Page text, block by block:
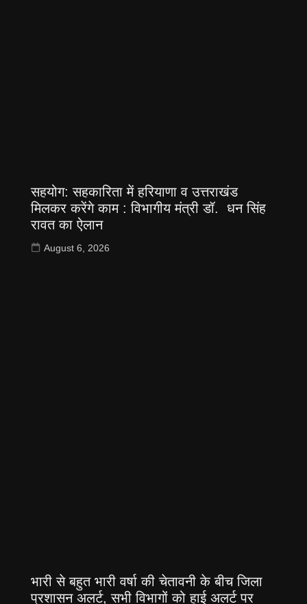
सहयोग: सहकारिता में हरियाणा व उत्तराखंड
मिलकर करेंगे काम : विभागीय मंत्री डॉ. धन सिंह
रावत का ऐलान
August 6, 2026
भारी से बहुत भारी वर्षा की चेतावनी के बीच जिला
प्रशासन अलर्ट, सभी विभागों को हाई अलर्ट पर